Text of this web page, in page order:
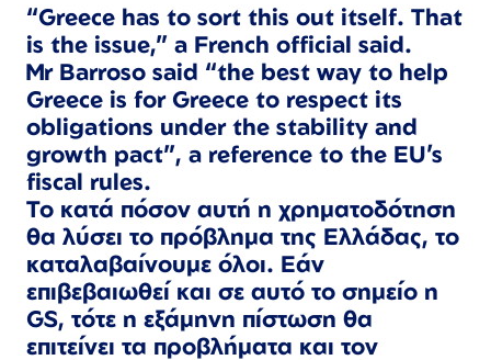
“Greece has to sort this out itself. That
is the issue,” a French official said.
Mr Barroso said “the best way to help
Greece is for Greece to respect its
obligations under the stability and
growth pact”, a reference to the EU’s
fiscal rules.
Το κατά πόσον αυτή η χρηματοδότηση
θα λύσει το πρόβλημα της Ελλάδας, το
καταλαβαίνουμε όλοι. Εάν
επιβεβαιωθεί και σε αυτό το σημείο η
GS, τότε η εξάμηνη πίστωση θα
επιτείνει τα προβλήματα και τον